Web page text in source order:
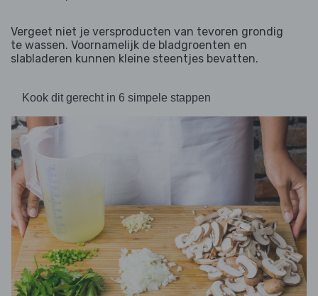
Vergeet niet je versproducten van tevoren grondig
te wassen. Voornamelijk de bladgroenten en
slabladeren kunnen kleine steentjes bevatten.
Kook dit gerecht in 6 simpele stappen